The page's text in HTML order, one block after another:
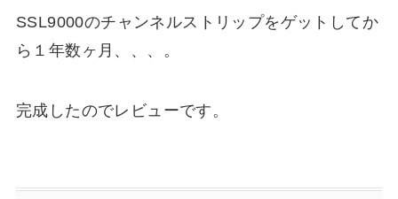
SSL9000のチャンネルストリップをゲットしてか
ら１年数ヶ月、、、。
完成したのでレビューです。